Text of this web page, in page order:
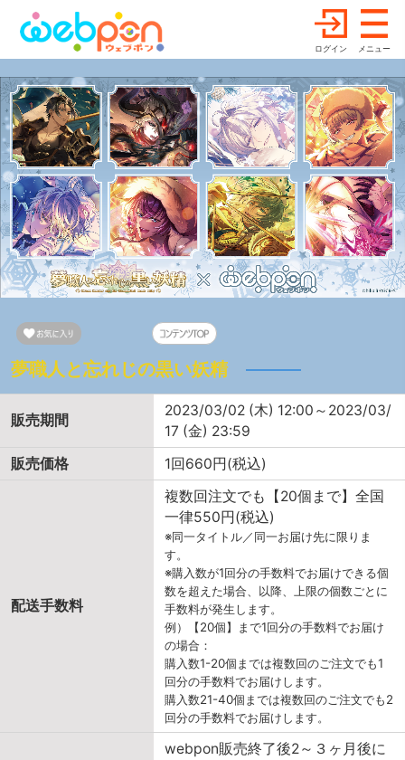
ログイン メニュー
夢職人と忘れじの黒い妖精
販売期間
2023/03/02 (木) 12:00～2023/03/
17 (金) 23:59
販売価格
1回660円(税込)
配送手数料
複数回注文でも【20個まで】全国
一律550円(税込)
※同一タイトル／同一お届け先に限りま
す。
※購入数が1回分の手数料でお届けできる個
数を超えた場合、以降、上限の個数ごとに
手数料が発生します。
例）【20個】まで1回分の手数料でお届け
の場合：
購入数1-20個までは複数回のご注文でも1
回分の手数料でお届けします。
購入数21-40個までは複数回のご注文でも2
回分の手数料でお届けします。
webpon販売終了後2～３ヶ月後に